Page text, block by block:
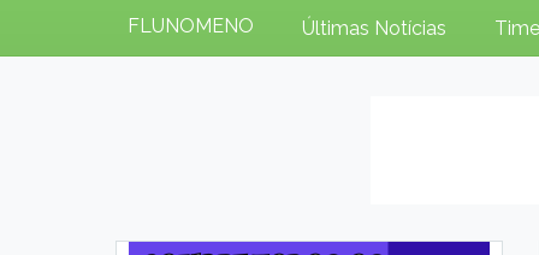
FLUNOMENO Últimas Notícias